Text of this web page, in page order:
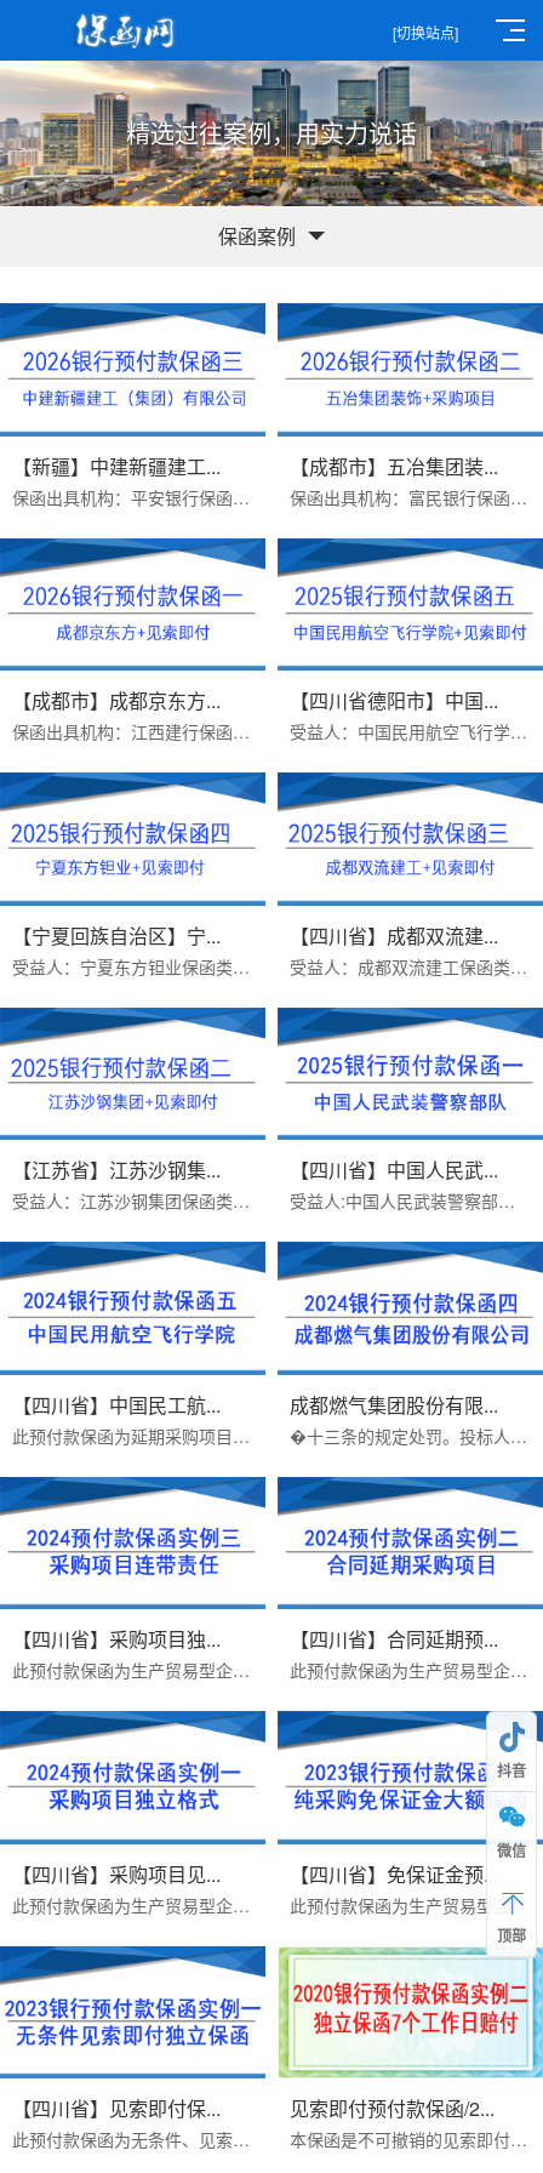
[切换站点]
精选过往案例，用实力说话
保函案例
【新疆】中建新疆建工...
保函出具机构：平安银行保函受益人：中建新疆建工（集团）有限公司办理时效：两个工作日办理优势：大额预付款保函极速出函保函金...
【成都市】五冶集团装...
保函出具机构：富民银行保函受益人：五冶集团装饰工程有限公司办理时效：一个工作日办理难点：采购项目免反担保保函金额：246949...
【成都市】成都京东方...
保函出具机构：江西建行保函受益人：成都京东方智慧科技有限公司办理时效：三个工作日办理难点：见索即付预付款保函免反担保保函...
【四川省德阳市】中国...
受益人：中国民用航空飞行学院保函类型：建行连带责任预付款保函保函金额：736400办理周期：五个工作日出函时间：2025年12月22日...
【宁夏回族自治区】宁...
受益人：宁夏东方钽业保函类型：建行预付款保函保函金额：419400办理周期：三个工作日出函时间：2025年12月17日项目难点：见索即...
【四川省】成都双流建...
受益人：成都双流建工保函类型：建行预付款保函保函金额：1209760.24办理周期：三个工作日出函时间：2025年10月17日项目难点：见...
【江苏省】江苏沙钢集...
受益人：江苏沙钢集团保函类型：建行预付款保函保函金额：3024000/3564000办理周期：三个工作日出函时间：2025年10月11日项目难点...
【四川省】中国人民武...
受益人:中国人民武装警察部队保函类型：银行预付款保函保函金额：1305769.92办理周期：三个工作日出函银行：上饶银行出函时间：2...
【四川省】中国民工航...
此预付款保函为延期采购项目，连带责任预付款保函。此预付款保函办理难点：保函为连带责任，需要反担保保函担保内容：一、本保函...
成都燃气集团股份有限...
�十三条的规定处罚。投标人未中标的，对单位的罚款金额按照招标项目合同金额依照招标投标法规定的比例计算。投标人有下列行为之...
【四川省】采购项目独...
此预付款保函为生产贸易型企业采购项目，连带责任预付款保函。客户从2024年1月25日开始正式办理，递交资料、签合同、2024年1月29...
【四川省】合同延期预...
此预付款保函为生产贸易型企业采购项目，一般责任预付款保函。客户从2024年1月08日开始正式办理，递交资料、签合同、2024年1月12...
【四川省】采购项目见...
此预付款保函为生产贸易型企业采购项目，独立格式预付款保函。客户从2024年1月5日开始正式办理，递交资料、签合同、2024年1月8日...
【四川省】免保证金预...
此预付款保函为生产贸易型企业采购项目，预付款保函。客户从2023年11月27日开始正式办理，递交资料、签合同、2023年12月08日正式...
【四川省】见索即付保...
此预付款保函为无条件、见索即付、不可撤销的独立担保。客户从2023年4月20日开始正式办理，递交资料、签合同、2023年5月5日正式出...
见索即付预付款保函/2...
本保函是不可撤销的见索即付预付款保函，我方将在收到贵方提出要求支付保证金的书面通知时，无需贵方提出任何证明或证据，将于7个...
抖音
微信
顶部